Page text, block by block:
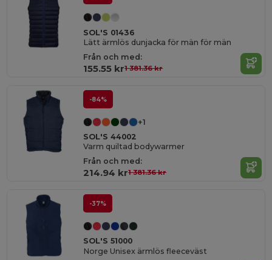
SOL'S 01436
Lätt ärmlös dunjacka för män för män
Från och med:
155.55 kr1 381.36 kr
-84%
+1
SOL'S 44002
Varm quiltad bodywarmer
Från och med:
214.94 kr1 381.36 kr
-37%
SOL'S 51000
Norge Unisex ärmlös fleeceväst